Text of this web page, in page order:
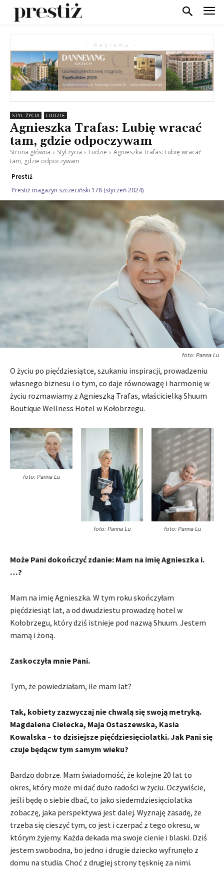
- Reklama -
STYL ŻYCIA LUDZIE
Agnieszka Trafas: Lubię wracać
tam, gdzie odpoczywam
Strona główna Styl życia Ludzie
Agnieszka Trafas: Lubię wracać
tam, gdzie odpoczywam
Prestiż
Prestiż magazyn szczeciński 178 (styczeń 2024)
foto: Panna Lu
O życiu po pięćdziesiątce, szukaniu inspiracji, prowadzeniu
własnego biznesu i o tym, co daje równowagę i harmonię w
życiu rozmawiamy z Agnieszką Trafas, właścicielką Shuum
Boutique Wellness Hotel w Kołobrzegu.
foto: Panna Lu
foto: Panna Lu foto: Panna Lu
Może Pani dokończyć zdanie: Mam na imię Agnieszka i.
…?
Mam na imię Agnieszka. W tym roku skończyłam
pięćdziesiąt lat, a od dwudziestu prowadzę hotel w
Kołobrzegu, który dziś istnieje pod nazwą Shuum. Jestem
mamą i żoną.
Zaskoczyła mnie Pani.
Tym, że powiedziałam, ile mam lat?
Tak, kobiety zazwyczaj nie chwalą się swoją metryką.
Magdalena Cielecka, Maja Ostaszewska, Kasia
Kowalska – to dzisiejsze pięćdziesięciolatki. Jak Pani się
czuje będącw tym samym wieku?
Bardzo dobrze. Mam świadomość, że kolejne 20 lat to
okres, który może mi dać dużo radości w życiu. Oczywiście,
jeśli będę o siebie dbać, to jako siedemdziesięciolatka
zobaczę, jaka perspektywa jest dalej. Wyznaję zasadę, że
trzeba się cieszyć tym, co jest i czerpać z tego okresu, w
którym żyjemy. Każda dekada ma swoje cienie i blaski. Dziś
jestem swobodna, bo jedno i drugie dziecko wyfrunęło z
domu na studia. Choć z drugiej strony tęsknię za nimi.